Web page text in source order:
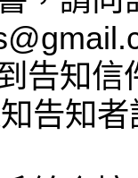
告知信
告知